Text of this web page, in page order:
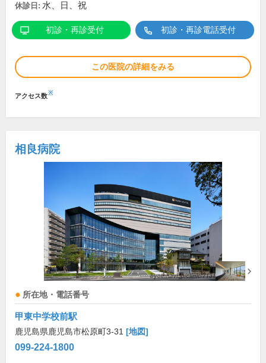
休診日: 水、日、祝
初診・再診受付 初診・再診電話受付
この医院の詳細をみる
アクセス数※
相良病院
所在地・電話番号
甲東中学校前駅
鹿児島県鹿児島市松原町3-31 [地図]
099-224-1800